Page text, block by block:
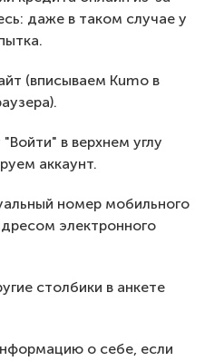
даже в таком случае у
(вписываем Kumo в
в верхнем углу
аккаунт.
номер мобильного
электронного
столбики в анкете
о себе, если